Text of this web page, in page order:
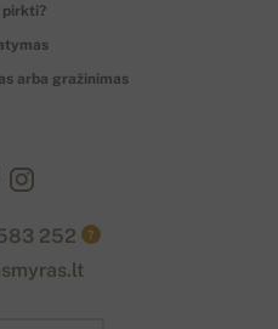
pirkti?
arba gražinimas
252 ?